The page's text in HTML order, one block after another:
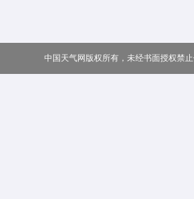
中国天气网版权所有，未经书面授权